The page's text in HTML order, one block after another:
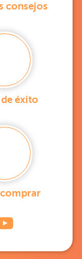
consejos
éxito